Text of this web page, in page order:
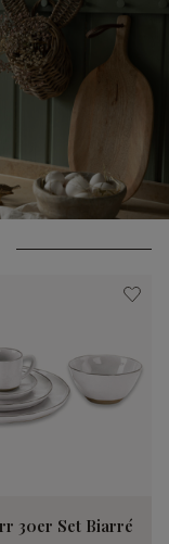
30er Set Biarré